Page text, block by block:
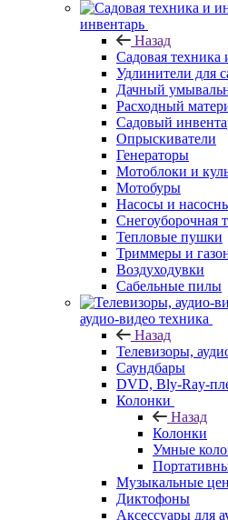
инвентарь
Назад
Садовая техника
Удлинители для
Дачный
Расходный
Садовый
Опрыскиватели
Генераторы
Мотоблоки и
Мотобуры
Насосы и
Снегоуборочная
Тепловые пушки
Триммеры и
Воздуходувки
Сабельные пилы
аудио-видео техника
Назад
Телевизоры,
Саундбары
DVD, Bly-Ray-
Колонки
Назад
Колонки
Умные
Музыкальные
Диктофоны
Аксессуары для